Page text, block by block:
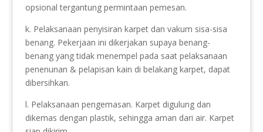
opsional tergantung permintaan pemesan.
k. Pelaksanaan penyisiran karpet dan vakum sisa-sisa
benang. Pekerjaan ini dikerjakan supaya benang-
benang yang tidak menempel pada saat pelaksanaan
penenunan & pelapisan kain di belakang karpet, dapat
dibersihkan.
l. Pelaksanaan pengemasan. Karpet digulung dan
dikemas dengan plastik, sehingga aman dari air. Karpet